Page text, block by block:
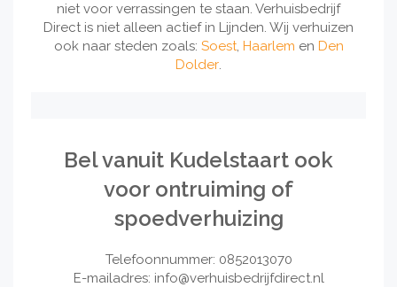
niet voor verrassingen te staan. Verhuisbedrijf
Direct is niet alleen actief in Lijnden. Wij verhuizen
ook naar steden zoals: Soest, Haarlem en Den
Dolder.
Bel vanuit Kudelstaart ook
voor ontruiming of
spoedverhuizing
Telefoonnummer: 0852013070
E-mailadres: info@verhuisbedrijfdirect.nl